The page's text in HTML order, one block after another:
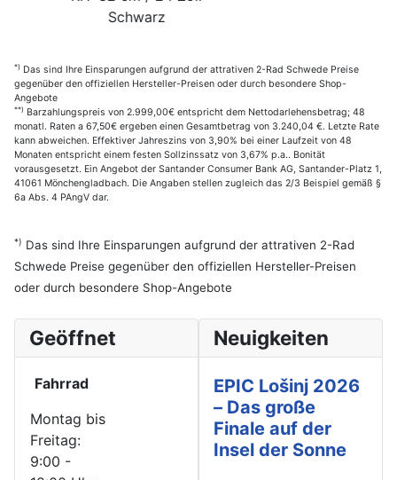
*) Das sind Ihre Einsparungen aufgrund der attrativen 2-Rad Schwede Preise
gegenüber den offiziellen Hersteller-Preisen oder durch besondere Shop-
Angebote
**) Barzahlungspreis von 2.999,00€ entspricht dem Nettodarlehensbetrag; 48
monatl. Raten a 67,50€ ergeben einen Gesamtbetrag von 3.240,04 €. Letzte Rate
kann abweichen. Effektiver Jahreszins von 3,90% bei einer Laufzeit von 48
Monaten entspricht einem festen Sollzinssatz von 3,67% p.a.. Bonität
vorausgesetzt. Ein Angebot der Santander Consumer Bank AG, Santander-Platz 1,
41061 Mönchengladbach. Die Angaben stellen zugleich das 2/3 Beispiel gemäß §
6a Abs. 4 PAngV dar.
*) Das sind Ihre Einsparungen aufgrund der attrativen 2-Rad
Schwede Preise gegenüber den offiziellen Hersteller-Preisen
oder durch besondere Shop-Angebote
Geöffnet
Fahrrad
Montag bis
Freitag:
9:00 -
Neuigkeiten
EPIC Lošinj 2026
– Das große
Finale auf der
Insel der Sonne